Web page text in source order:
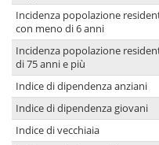
Incidenza popolazione
con meno di 6 anni
Incidenza popolazione
di 75 anni e più
Indice di dipendenza anziani
Indice di dipendenza giovani
Indice di vecchiaia